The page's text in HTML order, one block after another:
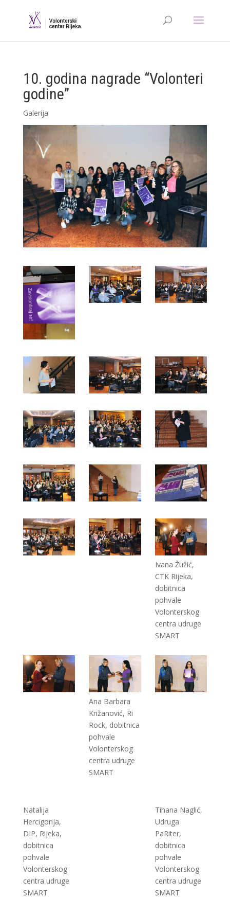
10. godina nagrade “Volonteri
godine”
Galerija
Ivana Žužić,
CTK Rijeka,
dobitnica
pohvale
Volonterskog
centra udruge
SMART
Ana Barbara
Križanović, Ri
Rock, dobitnica
pohvale
Volonterskog
centra udruge
SMART
Natalija
Hercigonja,
DIP, Rijeka,
dobitnica
pohvale
Volonterskog
centra udruge
SMART
Tihana Naglić,
Udruga
PaRiter,
dobitnica
pohvale
Volonterskog
centra udruge
SMART